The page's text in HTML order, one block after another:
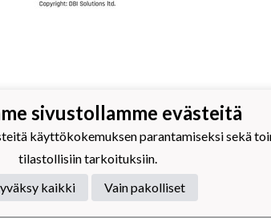
sivustollamme evästeitä
käyttökokemuksen parantamiseksi sekä
tilastollisiin tarkoituksiin.
kaikki
Vain pakolliset